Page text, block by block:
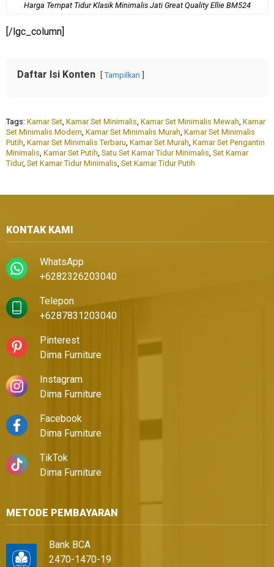
Harga Tempat Tidur Klasik Minimalis Jati Great Quality Ellie BM524
[/lgc_column]
Daftar Isi Konten Tampilkan
Tags: Kamar Set, Kamar Set Minimalis, Kamar Set Minimalis Mewah, Kamar
Set Minimalis Modern, Kamar Set Minimalis Murah, Kamar Set Minimalis
Putih, Kamar Set Minimalis Terbaru, Kamar Set Murah, Kamar Set Pengantin
Minimalis, Kamar Set Putih, Satu Set Kamar Tidur Minimalis, Set Kamar
Tidur, Set Kamar Tidur Minimalis, Set Kamar Tidur Putih
KONTAK KAMI
WhatsApp
+6282326203040
Telepon
+6287831203040
Pinterest
Dima Furniture
Instagram
Dima Furniture
Facebook
Dima Furniture
TikTok
Dima Furniture
METODE PEMBAYARAN
Bank BCA
2470-1470-19